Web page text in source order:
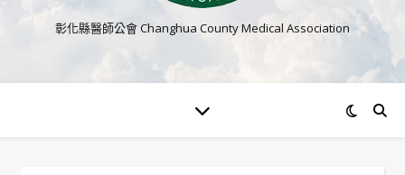
彰化縣醫師公會 Changhua County Medical Association